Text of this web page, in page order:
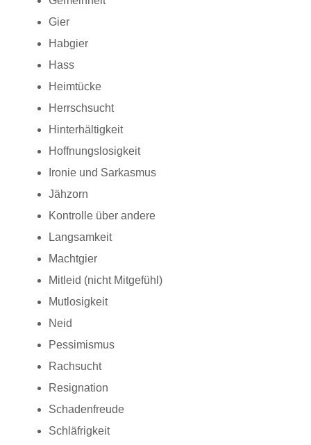
Gier
Habgier
Hass
Heimtücke
Herrschsucht
Hinterhältigkeit
Hoffnungslosigkeit
Ironie und Sarkasmus
Jähzorn
Kontrolle über andere
Langsamkeit
Machtgier
Mitleid (nicht Mitgefühl)
Mutlosigkeit
Neid
Pessimismus
Rachsucht
Resignation
Schadenfreude
Schläfrigkeit